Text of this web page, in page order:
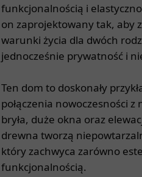
funkcjonalnością i
on zaprojektowany tak, aby
warunki życia dla dwóch
jednocześnie prywatność i
Ten dom to doskonały
połączenia nowoczesności
bryła, duże okna oraz
drewna tworzą
który zachwyca zarówno
funkcjonalnością.